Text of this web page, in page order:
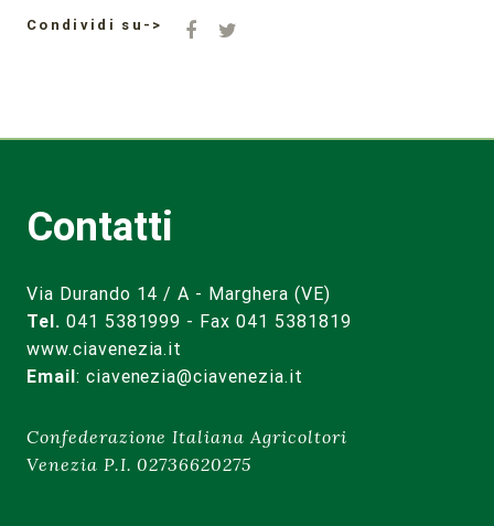
Condividi su->
Contatti
Via Durando 14 / A - Marghera (VE)
Tel. 041 5381999 - Fax 041 5381819
www.ciavenezia.it
Email: ciavenezia@ciavenezia.it
Confederazione Italiana Agricoltori
Venezia P.I. 02736620275